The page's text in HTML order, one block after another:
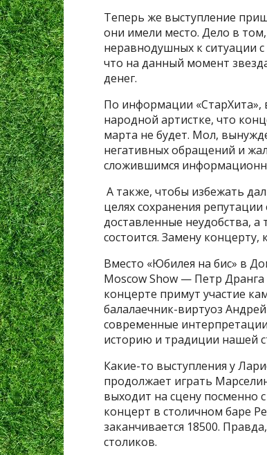
Теперь же выступление
они имели место. Дело в
неравнодушных к ситуации
что на данный момент
денег.
По информации «СтарХита»,
народной артистке, что
марта не будет. Мол,
негативных обращений и
сложившимся
А также, чтобы избежать
целях сохранения
доставленные неудобства,
состоится. Замену концерту,
Вместо «Юбилея на бис» в
Moscow Show — Петр Дранга
концерте примут участие
балалаечник-виртуоз
современные
историю и традиции нашей
Какие-то выступления у
продолжает играть
выходит на сцену посменно
концерт в столичном баре
заканчивается 18500.
столиков.